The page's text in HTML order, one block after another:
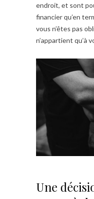
endroit, et sont
financier qu’en
vous n’êtes pas
n’appartient qu’à
Une